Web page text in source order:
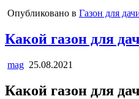
Опубликовано в Газон для
Какой газон для
mag 25.08.2021
Какой газон для